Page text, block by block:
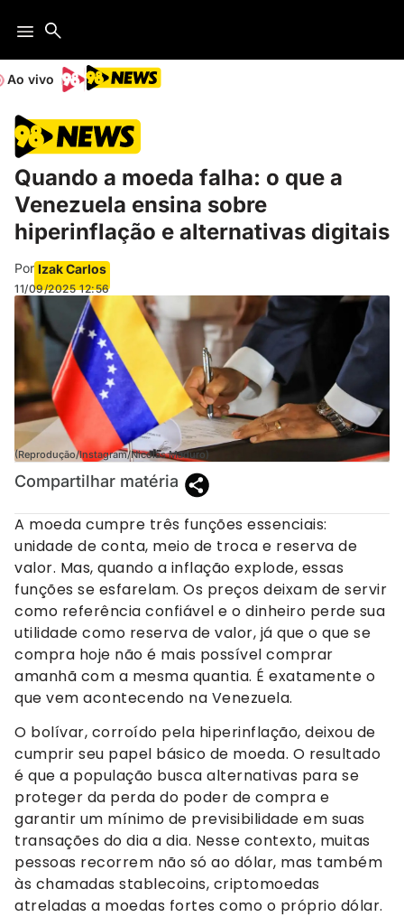
Ao vivo
Quando a moeda falha: o que a
Venezuela ensina sobre
hiperinflação e alternativas digitais
Por Izak Carlos
11/09/2025 12:56
(Reprodução/Instagram/Nicolas Maduro)
Compartilhar matéria
A moeda cumpre três funções essenciais:
unidade de conta, meio de troca e reserva de
valor. Mas, quando a inflação explode, essas
funções se esfarelam. Os preços deixam de servir
como referência confiável e o dinheiro perde sua
utilidade como reserva de valor, já que o que se
compra hoje não é mais possível comprar
amanhã com a mesma quantia. É exatamente o
que vem acontecendo na Venezuela.
O bolívar, corroído pela hiperinflação, deixou de
cumprir seu papel básico de moeda. O resultado
é que a população busca alternativas para se
proteger da perda do poder de compra e
garantir um mínimo de previsibilidade em suas
transações do dia a dia. Nesse contexto, muitas
pessoas recorrem não só ao dólar, mas também
às chamadas stablecoins, criptomoedas
atreladas a moedas fortes como o próprio dólar.